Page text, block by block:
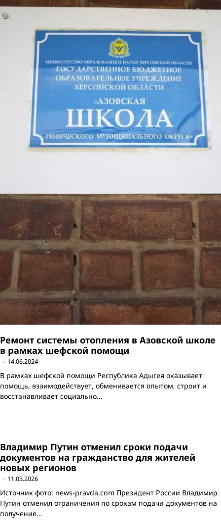
Ремонт системы отопления в Азовской школе
в рамках шефской помощи
14.06.2024
В рамках шефской помощи Республика Адыгея оказывает
помощь, взаимодействует, обменивается опытом, строит и
восстанавливает социально…
Владимир Путин отменил сроки подачи
документов на гражданство для жителей
новых регионов
11.03.2026
Источник фото: news-pravda.com Президент России Владимир
Путин отменил ограничения по срокам подачи документов на
получение…